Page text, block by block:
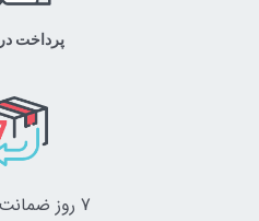
پرداخت
7 روز ضمانت بازگشت